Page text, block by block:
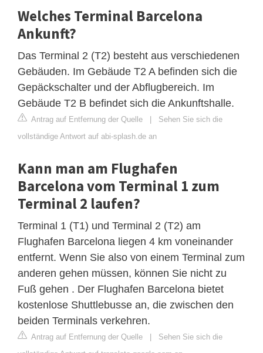
Welches Terminal Barcelona
Ankunft?
Das Terminal 2 (T2) besteht aus verschiedenen
Gebäuden. Im Gebäude T2 A befinden sich die
Gepäckschalter und der Abflugbereich. Im
Gebäude T2 B befindet sich die Ankunftshalle.
Antrag auf Entfernung der Quelle | Sehen Sie sich die
vollständige Antwort auf abi-splash.de an
Kann man am Flughafen
Barcelona vom Terminal 1 zum
Terminal 2 laufen?
Terminal 1 (T1) und Terminal 2 (T2) am
Flughafen Barcelona liegen 4 km voneinander
entfernt. Wenn Sie also von einem Terminal zum
anderen gehen müssen, können Sie nicht zu
Fuß gehen . Der Flughafen Barcelona bietet
kostenlose Shuttlebusse an, die zwischen den
beiden Terminals verkehren.
Antrag auf Entfernung der Quelle | Sehen Sie sich die